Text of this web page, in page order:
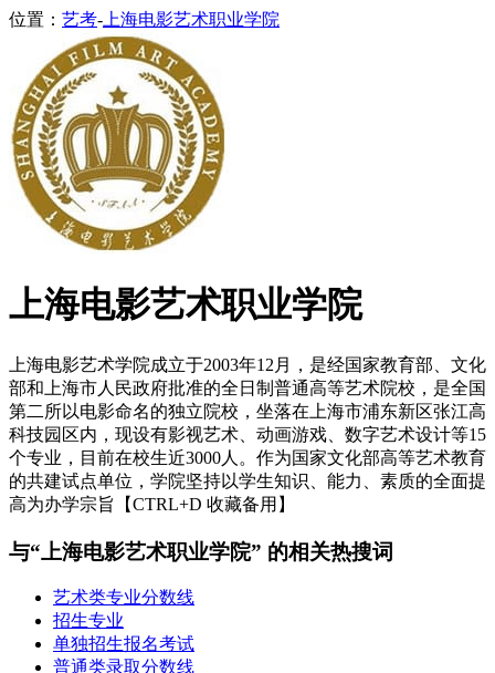
位置： 艺考- 上海电影艺术职业学院
上海电影艺术职业学院
上海电影艺术学院成立于2003年12月，是经国家教育部、文化
部和上海市人民政府批准的全日制普通高等艺术院校，是全国
第二所以电影命名的独立院校，坐落在上海市浦东新区张江高
科技园区内，现设有影视艺术、动画游戏、数字艺术设计等15
个专业，目前在校生近3000人。作为国家文化部高等艺术教育
的共建试点单位，学院坚持以学生知识、能力、素质的全面提
高为办学宗旨【CTRL+D 收藏备用】
与“上海电影艺术职业学院” 的相关热搜词
艺术类专业分数线
招生专业
单独招生报名考试
普通类录取分数线